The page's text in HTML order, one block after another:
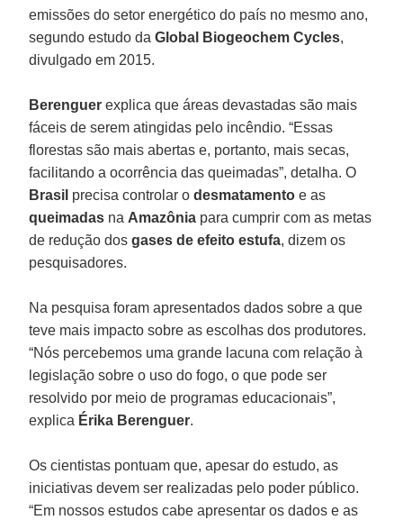
emissões do setor energético do país no mesmo ano,
segundo estudo daGlobal Biogeochem Cycles,
divulgado em 2015.
Berenguer explica que áreas devastadas são mais
fáceis de serem atingidas pelo incêndio. “Essas
florestas são mais abertas e, portanto, mais secas,
facilitando a ocorrência das queimadas”, detalha. O
Brasil precisa controlar odesmatamento e as
queimadas na Amazônia para cumprir com as metas
de redução dosgases de efeito estufa, dizem os
pesquisadores.
Na pesquisa foram apresentados dados sobre a que
teve mais impacto sobre as escolhas dos produtores.
“Nós percebemos uma grande lacuna com relação à
legislação sobre o uso do fogo, o que pode ser
resolvido por meio de programas educacionais”,
explica Érika Berenguer.
Os cientistas pontuam que, apesar do estudo, as
iniciativas devem ser realizadas pelo poder público.
“Em nossos estudos cabe apresentar os dados e as